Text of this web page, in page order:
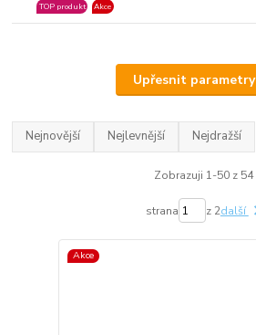
TOP produkt Akce
Upřesnit parametry
Nejnovější Nejlevnější Nejdražší
Zobrazuji 1-50 z 54
strana z 2další
Akce